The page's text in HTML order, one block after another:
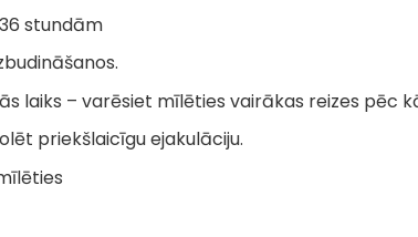
stundām
laiks – varēsiet mīlēties vairākas reizes pēc
priekšlaicīgu ejakulāciju.